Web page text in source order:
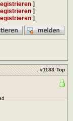
]
]
]
#1133 Top